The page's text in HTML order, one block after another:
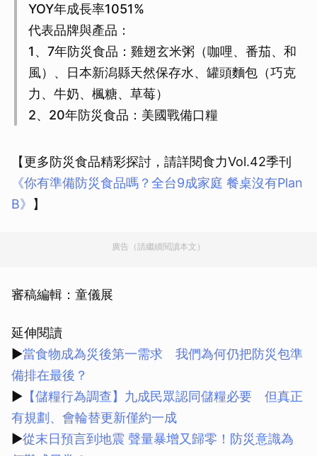
YOY年成長率1051%
代表品牌與產品：
1、7年防災食品：雞翅玄米粥（咖哩、番茄、和
風）、日本新潟縣天然保存水、罐頭麵包（巧克
力、牛奶、楓糖、草莓）
2、20年防災食品：美國戰備口糧
【更多防災食品精彩探討，請詳閱食力Vol.42季刊
《你有準備防災食品嗎？全台9成家庭 餐桌沒有Plan
B》 】
廣告（請繼續閱讀本文）
審稿編輯：童儀展
延伸閱讀
▶當食物成為災後第一需求 我們為何仍把防災包準
備排在最後？
▶ 【儲糧行為調查】九成民眾認同儲糧必要 但真正
有規劃、會輪替更新僅約一成
▶從末日預言到地震 聲量暴增又歸零！防災意識為